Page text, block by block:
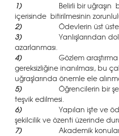
1) Belirli bir uğraşın
içerisinde bitirilmesinin
2) Ödevlerin üst üste
3) Yanlışlarından
azarlanması.
4) Gözlem
gereksizliğine inanılması, bu
uğraşlarında önemle ele
5) Öğrencilerin bir
teşvik edilmesi.
6) Yapılan işte ve
şekilcilik ve özenti üzerinde
7) Akademik